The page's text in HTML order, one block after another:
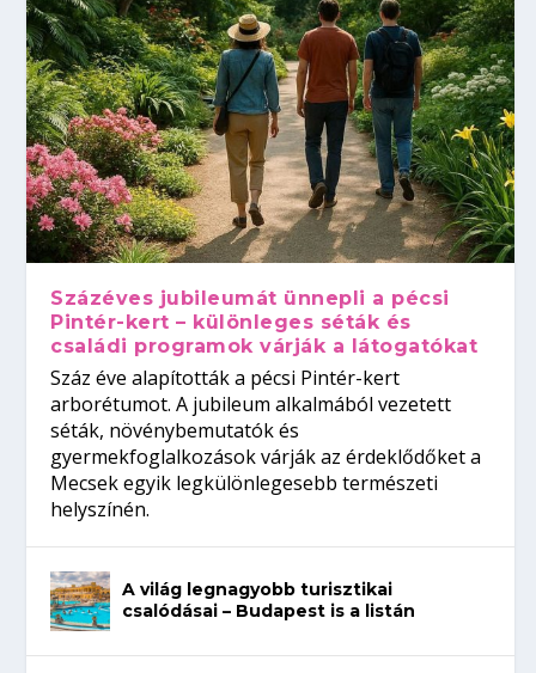
Százéves jubileumát ünnepli a pécsi
Pintér-kert – különleges séták és
családi programok várják a látogatókat
Száz éve alapították a pécsi Pintér-kert
arborétumot. A jubileum alkalmából vezetett
séták, növénybemutatók és
gyermekfoglalkozások várják az érdeklődőket a
Mecsek egyik legkülönlegesebb természeti
helyszínén.
A világ legnagyobb turisztikai
csalódásai – Budapest is a listán